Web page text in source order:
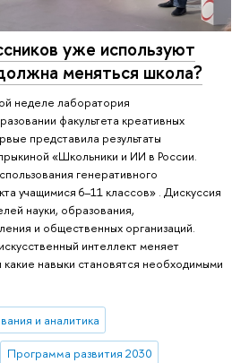
уже используют
меняться школа?
неделе лаборатория
факультета креативных
представила результаты
«Школьники и ИИ в России.
генеративного
учащимися 6–11 классов» . Дискуссия
науки, образования,
и общественных организаций.
интеллект меняет
навыки становятся необходимыми
и аналитика
Программа развития 2030